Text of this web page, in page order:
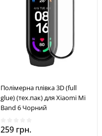
Полімерна плівка 3D (full
glue) (тех.пак) для Xiaomi Mi
Band 6 Чорний
259 грн.